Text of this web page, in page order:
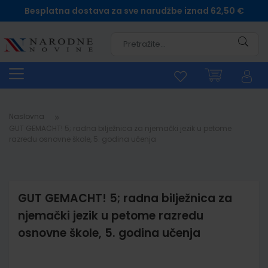
Besplatna dostava za sve narudžbe iznad 62,50 €
Naslovna
GUT GEMACHT! 5; radna bilježnica za
njemački jezik u petome razredu
osnovne škole, 5. godina učenja